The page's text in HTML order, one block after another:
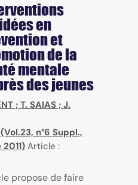
en
et
de la
mentale
des jeunes
; T. SAIAS ; J.
n°6 Suppl.,
Article :
propose de faire